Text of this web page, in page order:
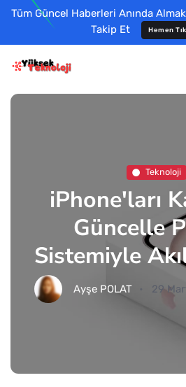
Tüm Güncel Haberleri Anında
Takip Et
Hemen
Teknoloji
iPhone'ları
Güncelle
Sistemiyle
Ayşe POLAT 29